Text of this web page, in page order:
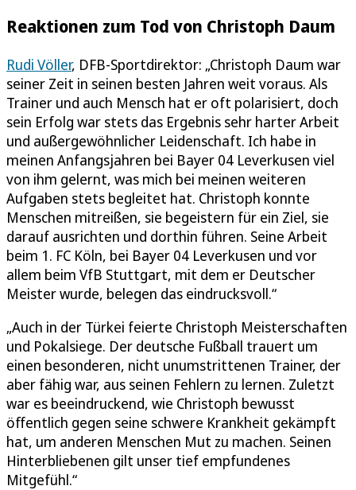
Reaktionen zum Tod von Christoph Daum
Rudi Völler, DFB-Sportdirektor: „Christoph Daum war
seiner Zeit in seinen besten Jahren weit voraus. Als
Trainer und auch Mensch hat er oft polarisiert, doch
sein Erfolg war stets das Ergebnis sehr harter Arbeit
und außergewöhnlicher Leidenschaft. Ich habe in
meinen Anfangsjahren bei Bayer 04 Leverkusen viel
von ihm gelernt, was mich bei meinen weiteren
Aufgaben stets begleitet hat. Christoph konnte
Menschen mitreißen, sie begeistern für ein Ziel, sie
darauf ausrichten und dorthin führen. Seine Arbeit
beim 1. FC Köln, bei Bayer 04 Leverkusen und vor
allem beim VfB Stuttgart, mit dem er Deutscher
Meister wurde, belegen das eindrucksvoll.“
„Auch in der Türkei feierte Christoph Meisterschaften
und Pokalsiege. Der deutsche Fußball trauert um
einen besonderen, nicht unumstrittenen Trainer, der
aber fähig war, aus seinen Fehlern zu lernen. Zuletzt
war es beeindruckend, wie Christoph bewusst
öffentlich gegen seine schwere Krankheit gekämpft
hat, um anderen Menschen Mut zu machen. Seinen
Hinterbliebenen gilt unser tief empfundenes
Mitgefühl.“